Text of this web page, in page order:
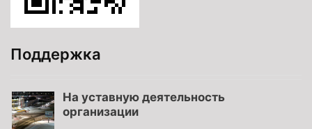
Поддержка
На уставную деятельность
организации